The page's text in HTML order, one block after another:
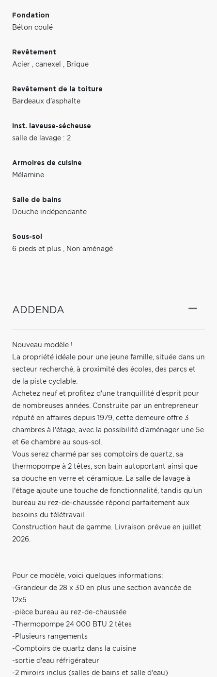
Fondation
Béton coulé
Revêtement
Acier , canexel , Brique
Revêtement de la toiture
Bardeaux d'asphalte
Inst. laveuse-sécheuse
salle de lavage : 2
Armoires de cuisine
Mélamine
Salle de bains
Douche indépendante
Sous-sol
6 pieds et plus , Non aménagé
ADDENDA
Nouveau modèle !
La propriété idéale pour une jeune famille, située dans un
secteur recherché, à proximité des écoles, des parcs et
de la piste cyclable.
Achetez neuf et profitez d'une tranquillité d'esprit pour
de nombreuses années. Construite par un entrepreneur
réputé en affaires depuis 1979, cette demeure offre 3
chambres à l'étage, avec la possibilité d'aménager une 5e
et 6e chambre au sous-sol.
Vous serez charmé par ses comptoirs de quartz, sa
thermopompe à 2 têtes, son bain autoportant ainsi que
sa douche en verre et céramique. La salle de lavage à
l'étage ajoute une touche de fonctionnalité, tandis qu'un
bureau au rez-de-chaussée répond parfaitement aux
besoins du télétravail.
Construction haut de gamme. Livraison prévue en juillet
2026.
Pour ce modèle, voici quelques informations:
-Grandeur de 28 x 30 en plus une section avancée de
12x5
-pièce bureau au rez-de-chaussée
-Thermopompe 24 000 BTU 2 têtes
-Plusieurs rangements
-Comptoirs de quartz dans la cuisine
-sortie d'eau réfrigérateur
-2 miroirs inclus (salles de bains et salle d'eau)